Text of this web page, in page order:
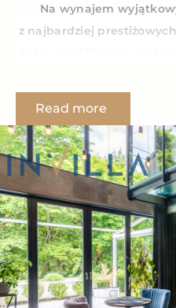
Na wynajem
z najbardziej
Parter – przestronny pokój
(od podłogi do sufitu),
wyposażony, osobna
taras i ogród z
Antresola –
Read more